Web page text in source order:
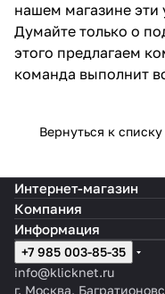
нашем магазине
Думайте только о
этого предлагаем
команда выполнит
Вернуться к списку
Интернет-магазин
Компания
Информация
+7 985 003-85-35
info@klicknet.ru
г. Москва,